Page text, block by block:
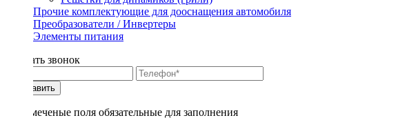
Прочие комплектующие для дооснащения автомобиля
Преобразователи / Инвертеры
Элементы питания
Заказать звонок
Отправить
* - отмеченые поля обязательные для заполнения